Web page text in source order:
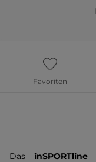
Favoriten
Das inSPORTline